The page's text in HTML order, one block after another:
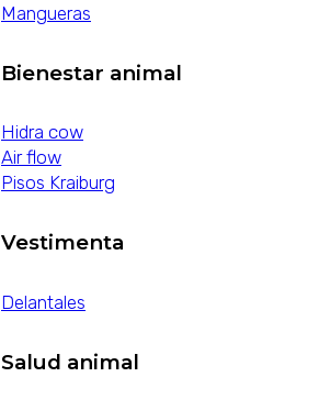
Mangueras
Bienestar animal
Hidra cow
Air flow
Pisos Kraiburg
Vestimenta
Delantales
Salud animal